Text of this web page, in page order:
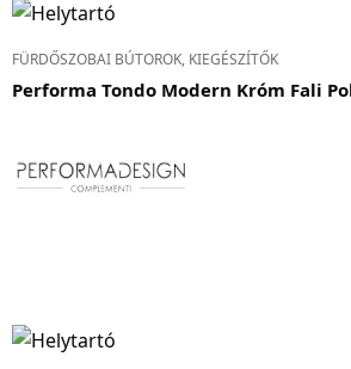
FÜRDŐSZOBAI BÚTOROK, KIEGÉSZÍTŐK
Performa Tondo Modern Króm Fali